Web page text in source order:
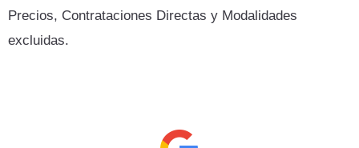
Precios, Contrataciones Directas y Modalidades
excluidas.